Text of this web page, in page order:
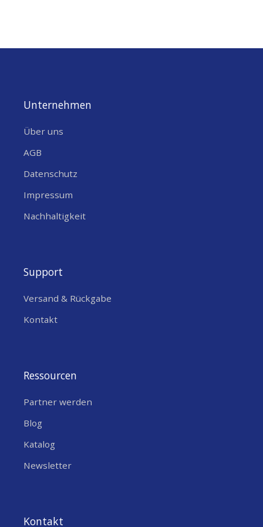
Solarpanel mit M8 Connector und Halterung zur Montage
Unternehmen
Über uns
AGB
Datenschutz
Impressum
Nachhaltigkeit
Support
Versand & Rückgabe
Kontakt
Ressourcen
Partner werden
Blog
Katalog
Newsletter
Kontakt